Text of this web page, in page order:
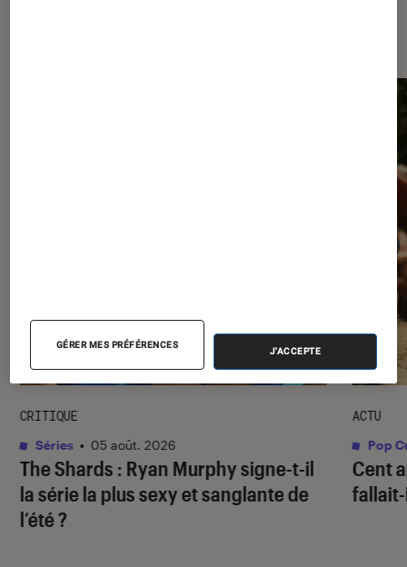
The Shards : Ryan Murphy signe-t-il
la série la plus sexy et sanglante de
l’été ?
CRITIQUE
Séries • 05 août. 2026
Cent
ACTU
Pop
GÉRER MES PRÉFÉRENCES
J'ACCEPTE